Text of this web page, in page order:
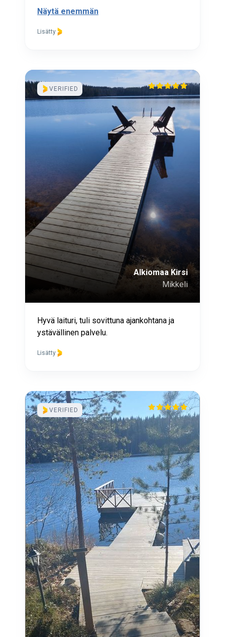
Näytä enemmän
Lisätty
VERIFIED
Alkiomaa Kirsi
Mikkeli
Hyvä laituri, tuli sovittuna ajankohtana ja
ystävällinen palvelu.
Lisätty
VERIFIED